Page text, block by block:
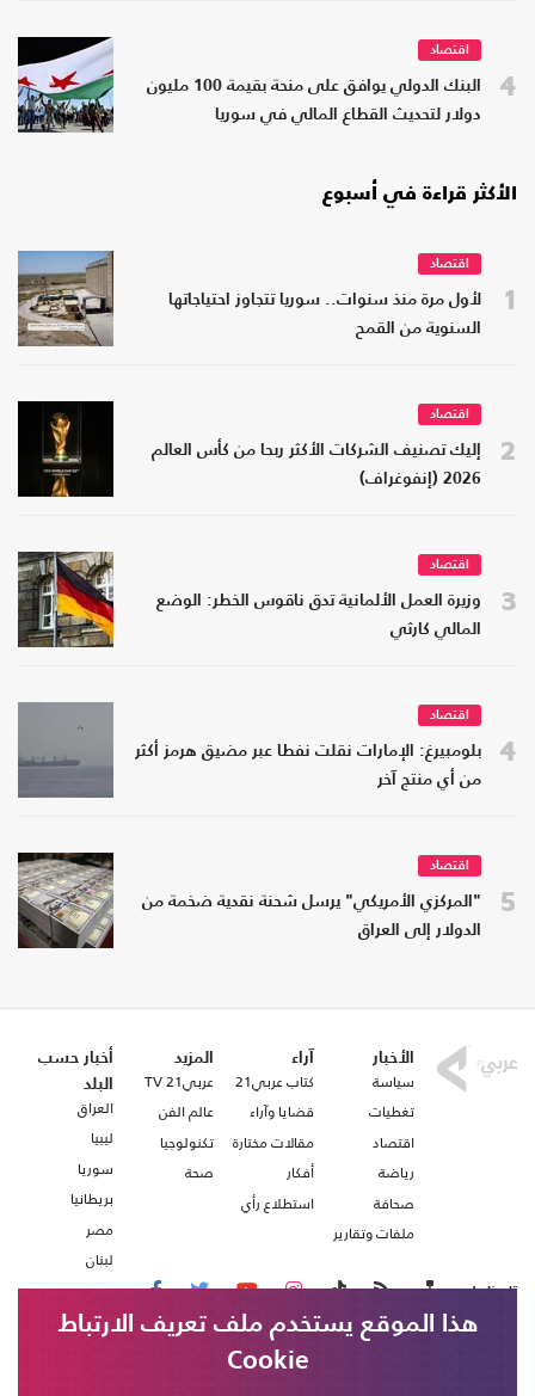
4
اقتصاد
البنك الدولي يوافق على منحة بقيمة 100 مليون
دولار لتحديث القطاع المالي في سوريا
الأكثر قراءة في أسبوع
1
اقتصاد
لأول مرة منذ سنوات.. سوريا تتجاوز احتياجاتها
السنوية من القمح
2
اقتصاد
إليك تصنيف الشركات الأكثر ربحا من كأس العالم
2026 (إنفوغراف)
3
اقتصاد
وزيرة العمل الألمانية تدق ناقوس الخطر: الوضع
المالي كارثي
4
اقتصاد
بلومبيرغ: الإمارات نقلت نفطا عبر مضيق هرمز أكثر
من أي منتج آخر
5
اقتصاد
"المركزي الأمريكي" يرسل شحنة نقدية ضخمة من
الدولار إلى العراق
الأخبار
سياسة
تغطيات
اقتصاد
رياضة
صحافة
ملفات وتقارير
آراء
كتاب عربي21
قضايا وآراء
مقالات مختارة
أفكار
استطلاع رأي
المزيد
عربي21 TV
عالم الفن
تكنولوجيا
صحة
أخبار حسب
البلد
العراق
ليبيا
سوريا
بريطانيا
مصر
لبنان
تابعنا على
هذا الموقع يستخدم ملف تعريف الارتباط
Cookie